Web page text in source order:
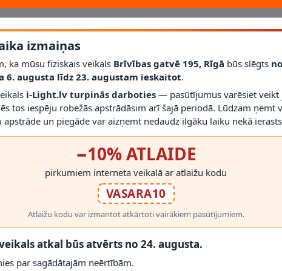
ir OPTONICA LED barošanas bloks. Produkts paredzēts stabilai
IP20 aizsardzība, korpusa materiāls Metāls.
rezervi. Pirms montāžas pārbaudiet IP klasi un ventilācijas iespējas.
RĀDĪT VAIRĀK
izmaiņas
ka mūsu fiziskais veikals Brīvības gatvē 195, Rīgā būs slēgts no
6. augusta līdz 23. augustam ieskaitot.
i-Light.lv turpinās darboties — pasūtījumus varēsiet veikt
tos iespēju robežās apstrādāsim arī šajā periodā. Lūdzam ņemt
apstrāde un piegāde var aizņemt nedaudz ilgāku laiku nekā
−10% ATLAIDE
pirkumiem interneta veikalā ar atlaižu kodu
VASARA10
Atlaižu kodu var izmantot atkārtoti vairākiem pasūtījumiem.
atkal būs atvērts no 24. augusta.
par sagādātajām neērtībām.